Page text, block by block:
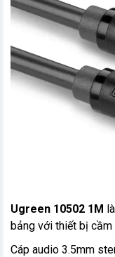
Ugreen 10502 1M
bảng với thiết bị cầm
Cáp audio 3.5mm